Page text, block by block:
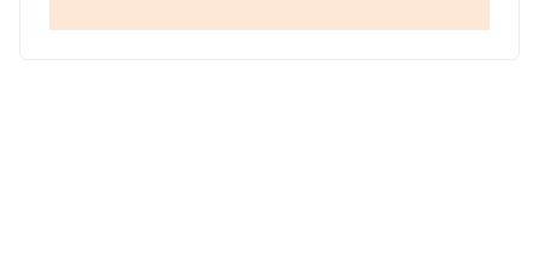
ventas han obtenido los 238 millones de euros. Con el